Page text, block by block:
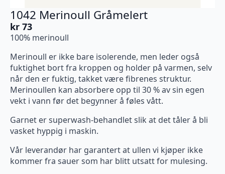
1042 Merinoull Gråmelert
kr 73
100% merinoull
Merinoull er ikke bare isolerende, men leder også
fuktighet bort fra kroppen og holder på varmen, selv
når den er fuktig, takket være fibrenes struktur.
Merinoullen kan absorbere opp til 30 % av sin egen
vekt i vann før det begynner å føles vått.
Garnet er superwash-behandlet slik at det tåler å bli
vasket hyppig i maskin.
Vår leverandør har garantert at ullen vi kjøper ikke
kommer fra sauer som har blitt utsatt for mulesing.